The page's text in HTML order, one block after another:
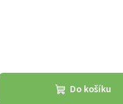
Do košíku